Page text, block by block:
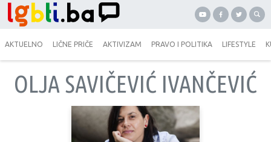
AKTUELNO LIČNE PRIČE AKTIVIZAM PRAVO I POLITIKA LIFESTYLE
OLJA SAVIČEVIĆ IVANČEVIĆ